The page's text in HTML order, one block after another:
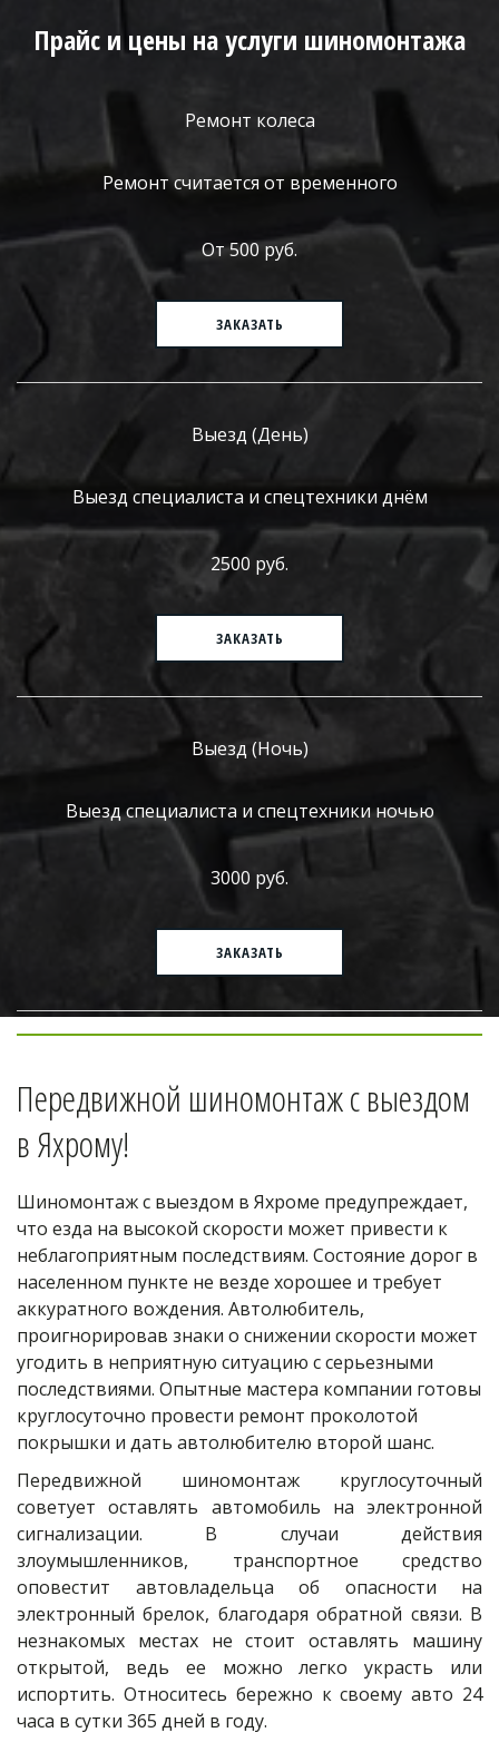
Прайс и цены на услуги шиномонтажа
Ремонт колеса
Ремонт считается от временного
От 500 руб.
ЗАКАЗАТЬ
Выезд (День)
Выезд специалиста и спецтехники днём
2500 руб.
ЗАКАЗАТЬ
Выезд (Ночь)
Выезд специалиста и спецтехники ночью
3000 руб.
ЗАКАЗАТЬ
Передвижной шиномонтаж с выездом
в Яхрому!
Шиномонтаж с выездом в Яхроме предупреждает,
что езда на высокой скорости может привести к
неблагоприятным последствиям. Состояние дорог в
населенном пункте не везде хорошее и требует
аккуратного вождения. Автолюбитель,
проигнорировав знаки о снижении скорости может
угодить в неприятную ситуацию с серьезными
последствиями. Опытные мастера компании готовы
круглосуточно провести ремонт проколотой
покрышки и дать автолюбителю второй шанс.
Передвижной шиномонтаж круглосуточный
советует оставлять автомобиль на электронной
сигнализации. В случаи действия
злоумышленников, транспортное средство
оповестит автовладельца об опасности на
электронный брелок, благодаря обратной связи. В
незнакомых местах не стоит оставлять машину
открытой, ведь ее можно легко украсть или
испортить. Относитесь бережно к своему авто 24
часа в сутки 365 дней в году.